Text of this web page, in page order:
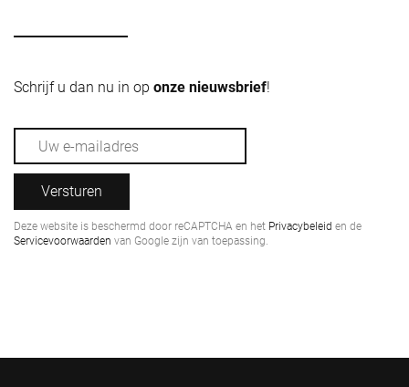
Schrijf u dan nu in op onze nieuwsbrief!
Versturen
Deze website is beschermd door reCAPTCHA en het Privacybeleid en de
Servicevoorwaarden van Google zijn van toepassing.